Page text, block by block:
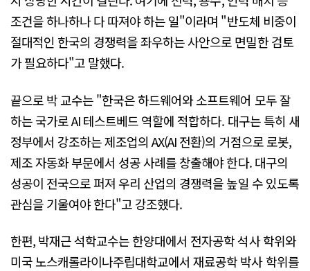
조건을 하나하나 다 따져야 하는 일"이라며 "반도체 비중이
절대적인 한국의 경쟁력을 좌우하는 사안으로 면밀한 검토
가 필요하다"고 말했다.
끝으로 박 교수는 "한국은 하드웨어와 소프트웨어 모두 잘
하는 국가로 AI 테스트베드 역할에 적합하다. 대구는 특히 새
정부에서 강조하는 제조업의 AX(AI 전환)의 거점으로 로봇,
제조 자동화 부문에서 성공 사례를 창출해야 한다. 대구의
성공이 전국으로 퍼져 우리 산업의 경쟁력을 높일 수 있도록
관심을 기울여야 한다"고 강조했다.
한편, 박재근 석학교수는 한양대에서 전자공학 석사 학위와
미국 노스캐롤라이나주립대학교에서 재료공학 박사 학위를